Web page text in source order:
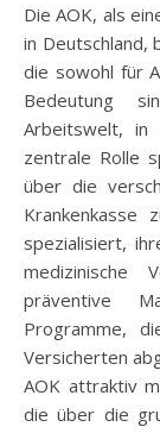
Die AOK, als eine der größten gesetzlichen Krankenkassen
in Deutschland,
die sowohl für
Bedeutung
Arbeitswelt, in
zentrale Rolle
über die
Krankenkasse
spezialisiert,
medizinische
präventive
Programme,
Versicherten
AOK attraktiv
die über die